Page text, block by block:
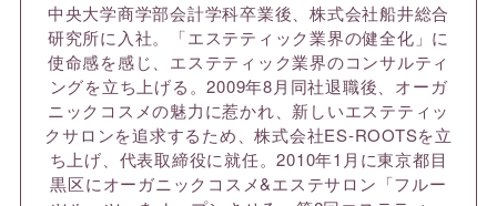
中央大学商学部会計学科卒業後、株式会社船井総合
研究所に入社。「エステティック業界の健全化」に
使命感を感じ、エステティック業界のコンサルティ
ングを立ち上げる。2009年8月同社退職後、オーガ
ニックコスメの魅力に惹かれ、新しいエステティッ
クサロンを追求するため、株式会社ES-ROOTSを立
ち上げ、代表取締役に就任。2010年1月に東京都目
黒区にオーガニックコスメ&エステサロン「フルー